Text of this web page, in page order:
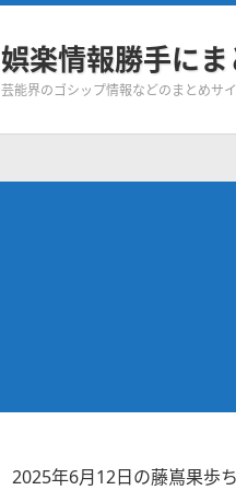
娯楽情報勝手にま
芸能界のゴシップ情報などのまとめサ
2025年6月12日の藤嶌果歩